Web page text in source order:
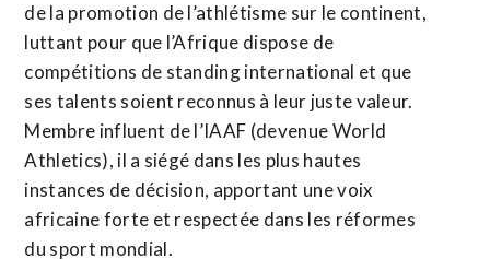
de la promotion de l’athlétisme sur le continent,
luttant pour que l’Afrique dispose de
compétitions de standing international et que
ses talents soient reconnus à leur juste valeur.
Membre influent de l’IAAF (devenue World
Athletics), il a siégé dans les plus hautes
instances de décision, apportant une voix
africaine forte et respectée dans les réformes
du sport mondial.